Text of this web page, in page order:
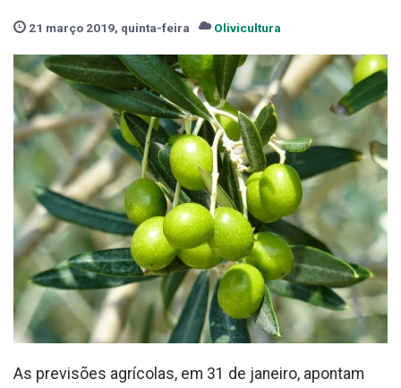
21 março 2019, quinta-feira Olivicultura
As previsões agrícolas, em 31 de janeiro, apontam